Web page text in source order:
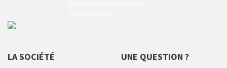
LA SOCIÉTÉ UNE QUESTION ?